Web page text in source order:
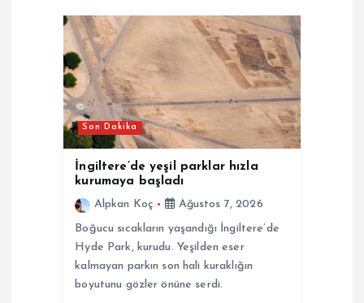
Son Dakika
İngiltere’de yeşil parklar hızla
kurumaya başladı
Alpkan Koç
Ağustos 7, 2026
Boğucu sıcakların yaşandığı İngiltere’de
Hyde Park, kurudu. Yeşilden eser
kalmayan parkın son hali kuraklığın
boyutunu gözler önüne serdi.